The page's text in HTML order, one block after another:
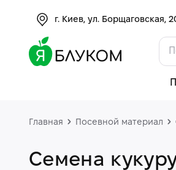
г. Киев, ул. Борщаговская,
Главная Посевной материал
Семена